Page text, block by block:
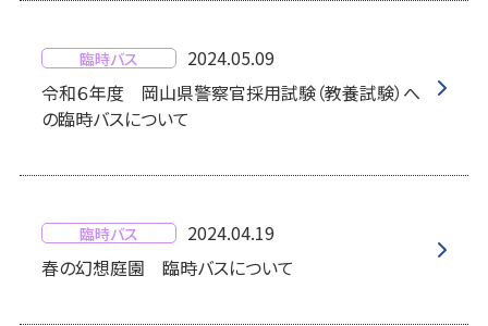
臨時バス
2024.05.09
令和６年度 岡山県警察官採用試験（教養試験）へ
の臨時バスについて
臨時バス
2024.04.19
春の幻想庭園 臨時バスについて